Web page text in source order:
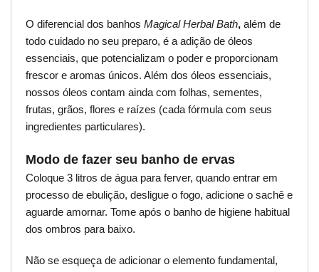
O diferencial dos banhos Magical Herbal Bath, além de
todo cuidado no seu preparo, é a adição de óleos
essenciais, que potencializam o poder e proporcionam
frescor e aromas únicos. Além dos óleos essenciais,
nossos óleos contam ainda com folhas, sementes,
frutas, grãos, flores e raízes (cada fórmula com seus
ingredientes particulares).
Modo de fazer seu banho de ervas
Coloque 3 litros de água para ferver, quando entrar em
processo de ebulição, desligue o fogo, adicione o sachê e
aguarde amornar. Tome após o banho de higiene habitual
dos ombros para baixo.
Não se esqueça de adicionar o elemento fundamental,